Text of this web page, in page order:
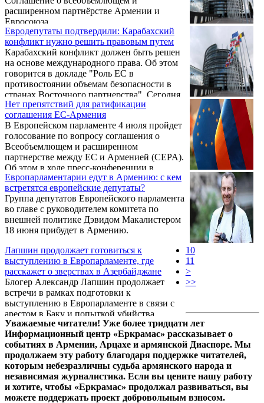
расширенном партнёрстве Армении и
Евросоюза.
Евродепутаты подтвердили: Карабахский
конфликт нужно решить правовым путем
Карабахский конфликт должен быть решен
на основе международного права. Об этом
говорится в докладе "Роль ЕС в
противостоянии объемам безопасности в
странах Восточного партнерства". Сегодня
этот доклад приняла комиссия по
политическим вопросам парламентской
ассамблеи Евронест. Соответствующую
запись на своей странице в Facebook
оставил руководитель делегации Армении в
ассамблее Евронест Армен Ашотян.
Нет препятствий для ратификации
соглашения ЕС-Армения
В Европейском парламенте 4 июля пройдет
голосование по вопросу соглашения о
Всеобъемлющем и расширенном
партнерстве между ЕС и Арменией (CEPA).
Об этом в ходе пресс-конференции в
Ереване 18 июня заявил председатель
Комитета Европейского парламента по
иностранным делам Дэвид Макаллистер.
Европарламентарии едут в Армению: с кем
встретятся европейские депутаты?
Группа депутатов Европейского парламента
во главе с руководителем комитета по
внешней политике Дэвидом Макалистером
18 июня прибудет в Армению.
Лапшин продолжает готовиться к
выступлению в Европарламенте, где
расскажет о зверствах в Азербайджане
Блогер Александр Лапшин продолжает
встречи в рамках подготовки к
выступлению в Европарламенте в связи с
арестом в Баку и попыткой убийства.
10
11
>
>>
Уважаемые читатели! Уже более тридцати лет
Информационный центр «Еркрамас» рассказывает о
событиях в Армении, Арцахе и армянской Диаспоре. Мы
продолжаем эту работу благодаря поддержке читателей,
которым небезразличны судьба армянского народа и
независимая журналистика. Если вы цените нашу работу
и хотите, чтобы «Еркрамас» продолжал развиваться, вы
можете поддержать проект добровольным взносом.